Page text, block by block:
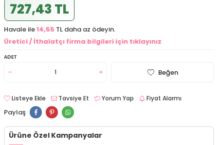
727,43 TL
Havale ile14,55 TL daha az ödeyin.
Üretici / İthalatçı firma bilgileri için tıklayınız
ADET
Beğen
Listeye Ekle Tavsiye Et Yorum Yap Fiyat Alarmı
Paylaş
Ürüne Özel Kampanyalar